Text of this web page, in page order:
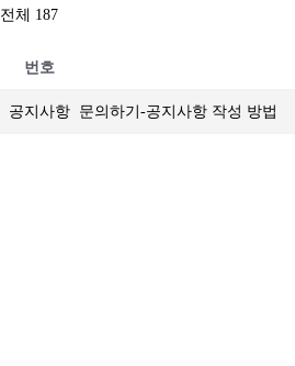
전체 187
번호
공지사항 문의하기-공지사항 작성 방법